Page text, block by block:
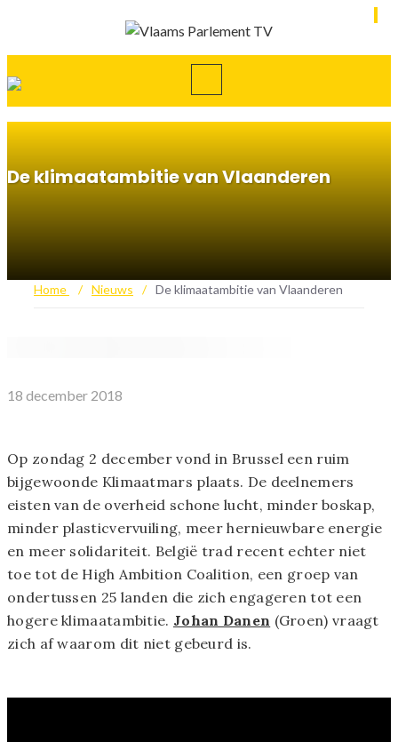
De klimaatambitie van Vlaanderen
Home / Nieuws / De klimaatambitie van Vlaanderen
18 december 2018
Op zondag 2 december vond in Brussel een ruim
bijgewoonde Klimaatmars plaats. De deelnemers
eisten van de overheid schone lucht, minder boskap,
minder plasticvervuiling, meer hernieuwbare energie
en meer solidariteit. België trad recent echter niet
toe tot de High Ambition Coalition, een groep van
ondertussen 25 landen die zich engageren tot een
hogere klimaatambitie. Johan Danen (Groen) vraagt
zich af waarom dit niet gebeurd is.